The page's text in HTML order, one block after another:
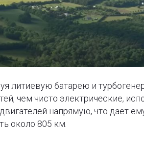
литиевую батарею и
чем чисто электрические,
напрямую, что дает
около 805 км.